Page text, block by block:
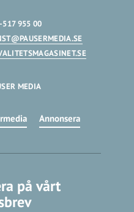
517 955 00
MEDIA
Annonsera
på vårt